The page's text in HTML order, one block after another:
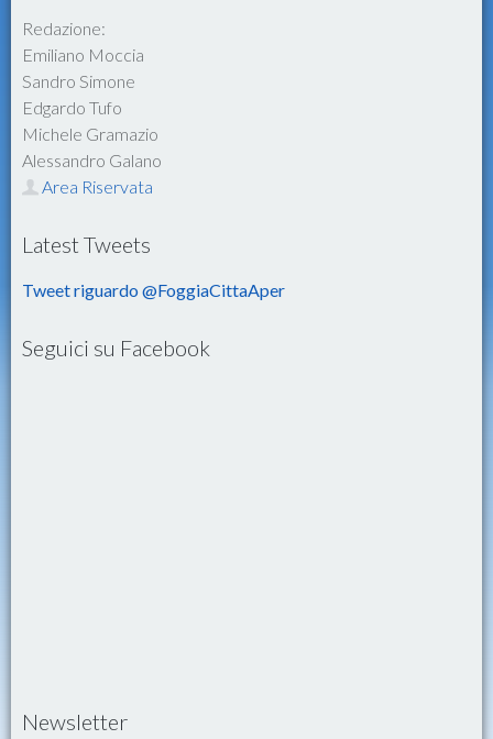
Redazione:
Emiliano Moccia
Sandro Simone
Edgardo Tufo
Michele Gramazio
Alessandro Galano
Area Riservata
Latest Tweets
Tweet riguardo @FoggiaCittaAper
Seguici su Facebook
Newsletter